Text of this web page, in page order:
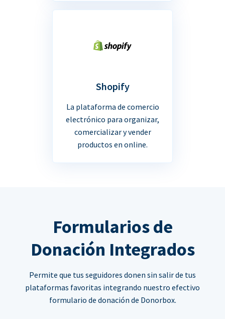
Shopify
La plataforma de comercio
electrónico para organizar,
comercializar y vender
productos en online.
Formularios de
Donación Integrados
Permite que tus seguidores donen sin salir de tus
plataformas favoritas integrando nuestro efectivo
formulario de donación de Donorbox.